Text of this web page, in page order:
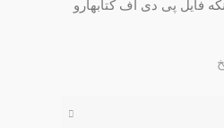
فایل پی دی اف کتابهارو